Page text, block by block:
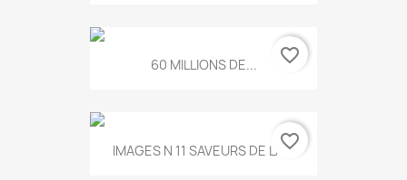
60 MILLIONS DE... favorite_border
IMAGES N 11 SAVEURS DE LA...
favorite_border